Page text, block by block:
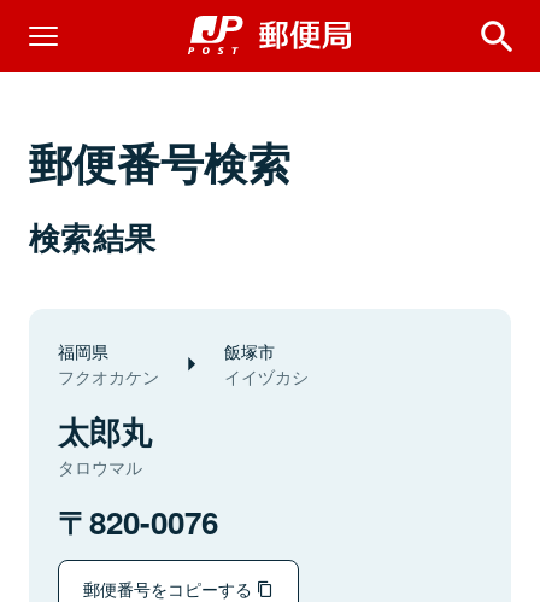
郵便番号検索
検索結果
福岡県
フクオカケン
飯塚市
イイヅカシ
太郎丸
タロウマル
820-0076
郵便番号をコピーする